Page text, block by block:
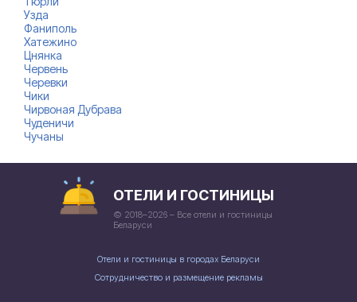
Узда
Фаниполь
Хатежино
Цнянка
Червень
Черевки
Чики
Чирвоная Дубрава
Чуденичи
Чучаны
ОТЕЛИ И ГОСТИНИЦЫ
© 2018–2026 – Все отели и гостиницы
Беларуси
Отели и гостиницы в городах Беларуси
Сотрудничество и размещение рекламы